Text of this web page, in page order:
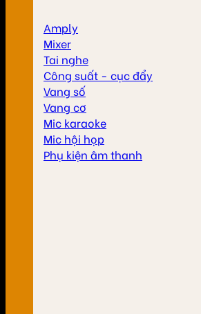
Amply
Mixer
Tai nghe
Công suất - cục đẩy
Vang số
Vang cơ
Mic karaoke
Mic hội họp
Phụ kiện âm thanh